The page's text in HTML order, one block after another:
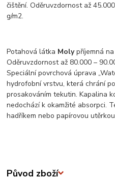
čištění. Oděruvzdornost až
g/m2.
Potahová látka Molypříjemná
Oděruvzdornost až 80.000 –
Speciální povrchová úprava
hydrofobní vrstvu, která chrání
prosakováním tekutin. Kapalina
nedochází k okamžité absorpci.
hadříkem nebo papírovou
Původ zboží